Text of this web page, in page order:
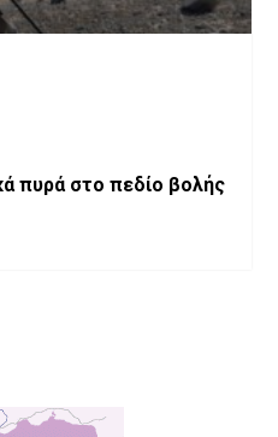
πυρά στο πεδίο βολής